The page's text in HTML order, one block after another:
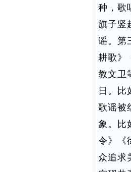
种，歌
旗子竖
谣。第
耕歌》
教文卫
日。比
歌谣被
象。比
令》《
众追求